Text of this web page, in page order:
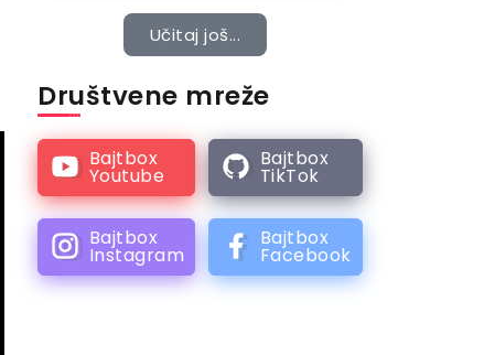
Učitaj još...
Društvene mreže
Bajtbox
Youtube
Bajtbox
TikTok
Bajtbox
Instagram
Bajtbox
Facebook